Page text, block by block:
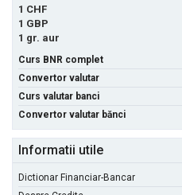
1 CHF
1 GBP
1 gr. aur
Curs BNR complet
Convertor valutar
Curs valutar banci
Convertor valutar bănci
Informatii utile
Dictionar Financiar-Bancar